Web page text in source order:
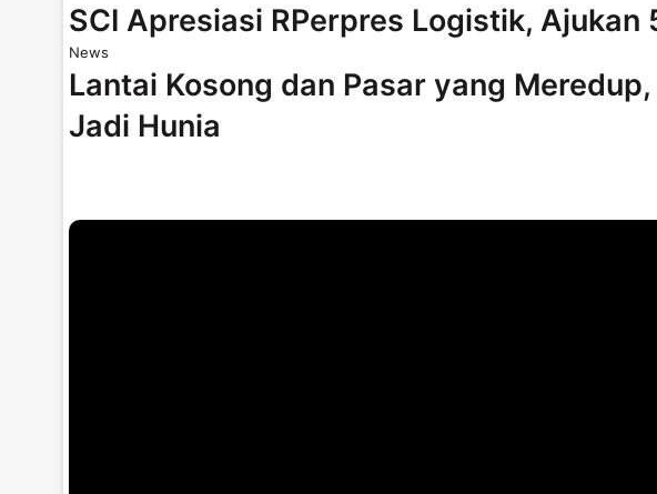
SCI Apresiasi RPerpres Logistik, Ajukan
News
Lantai Kosong dan Pasar yang
Jadi Hunia